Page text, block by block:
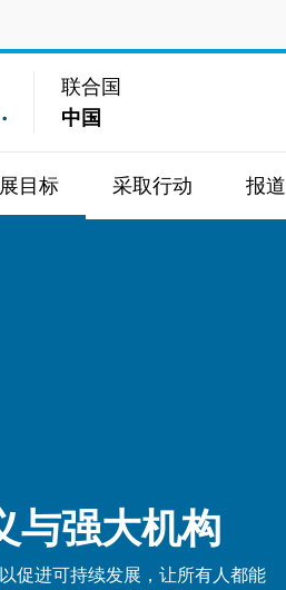
联合国
中国
目标 采取行动 报道
与强大机构
促进可持续发展，让所有人都能